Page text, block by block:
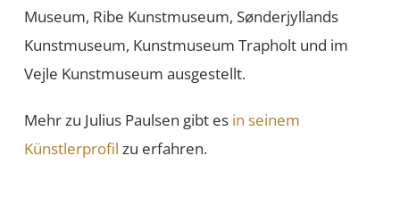
Museum, Ribe Kunstmuseum, Sønderjyllands
Kunstmuseum, Kunstmuseum Trapholt und im
Vejle Kunstmuseum ausgestellt.
Mehr zu Julius Paulsen gibt esin seinem
Künstlerprofil zu erfahren.